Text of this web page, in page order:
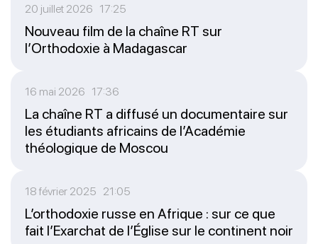
20 juillet 2026 17:25
Nouveau film de la chaîne RT sur
l’Orthodoxie à Madagascar
16 mai 2026 17:36
La chaîne RT a diffusé un documentaire sur
les étudiants africains de l’Académie
théologique de Moscou
18 février 2025 21:05
L’orthodoxie russe en Afrique : sur ce que
fait l’Exarchat de l’Église sur le continent noir